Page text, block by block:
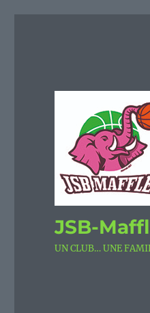
JSB-
UN CLUB… UNE